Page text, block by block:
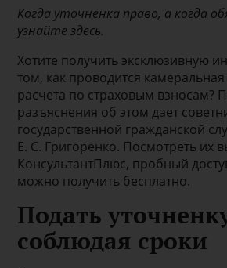
Когда уточненка право, а когда
узнайте здесь.
Хотите получить эксклюзивную
том, как проводится
расчета по страховым взносам?
разъяснения об этом дает
государственной гражданской
Е. С. Григоренко. Посмотреть их
КонсультантПлюс, пробный
можно получить бесплатно.
Подать
соблюдая сроки